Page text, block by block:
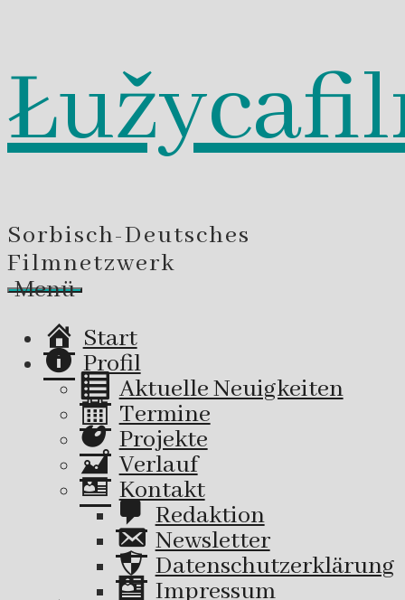
Zum
Inhalt
springen
Sorbisch-Deutsches
Filmnetzwerk
Menü
Start
Profil
Aktuelle Neuigkeiten
Termine
Projekte
Verlauf
Kontakt
Redaktion
Newsletter
Datenschutzerklärung
Impressum